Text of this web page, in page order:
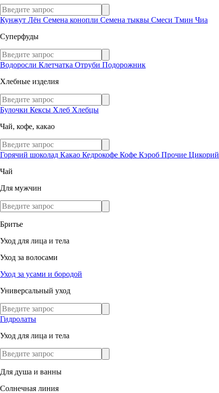
Кунжут Лён Семена конопли Семена тыквы Смеси Тмин Чиа
Суперфуды
Водоросли Клетчатка Отруби Подорожник
Хлебные изделия
Булочки Кексы Хлеб Хлебцы
Чай, кофе, какао
Горячий шоколад Какао Кедрокофе Кофе Кэроб Прочие Цикорий
Чай
Для мужчин
Бритье
Уход для лица и тела
Уход за волосами
Уход за усами и бородой
Универсальный уход
Гидролаты
Уход для лица и тела
Для душа и ванны
Солнечная линия